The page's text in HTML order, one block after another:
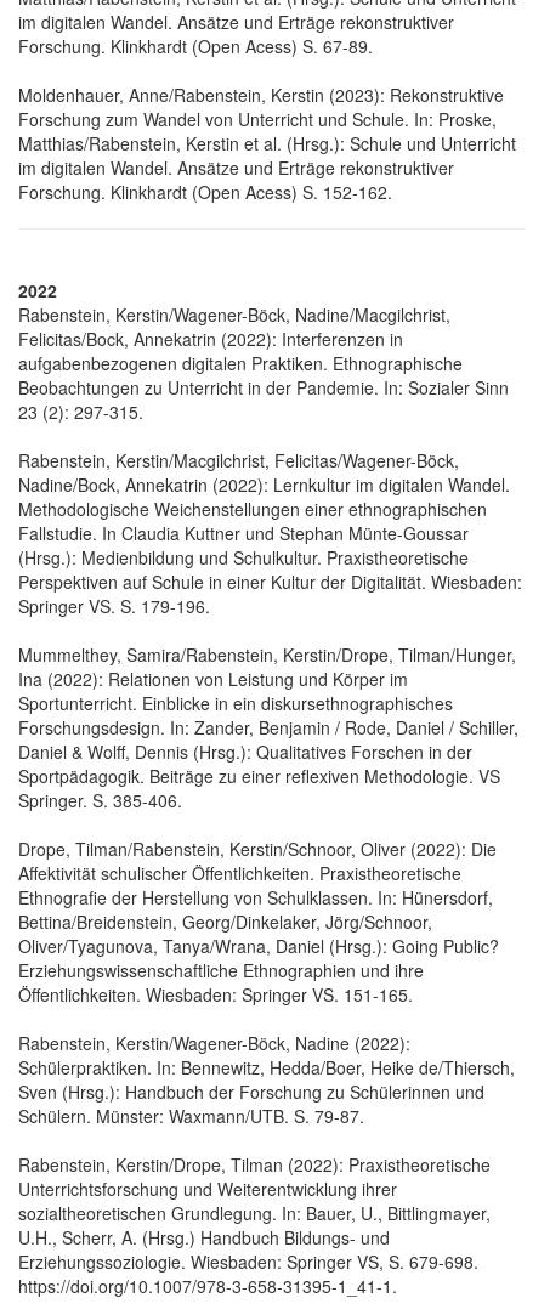
im digitalen Wandel. Ansätze und Erträge rekonstruktiver
Forschung. Klinkhardt (Open Acess) S. 67-89.
Moldenhauer, Anne/Rabenstein, Kerstin (2023): Rekonstruktive
Forschung zum Wandel von Unterricht und Schule. In: Proske,
Matthias/Rabenstein, Kerstin et al. (Hrsg.): Schule und Unterricht
im digitalen Wandel. Ansätze und Erträge rekonstruktiver
Forschung. Klinkhardt (Open Acess) S. 152-162.
2022
Rabenstein, Kerstin/Wagener-Böck, Nadine/Macgilchrist,
Felicitas/Bock, Annekatrin (2022): Interferenzen in
aufgabenbezogenen digitalen Praktiken. Ethnographische
Beobachtungen zu Unterricht in der Pandemie. In: Sozialer Sinn
23 (2): 297-315.
Rabenstein, Kerstin/Macgilchrist, Felicitas/Wagener-Böck,
Nadine/Bock, Annekatrin (2022): Lernkultur im digitalen Wandel.
Methodologische Weichenstellungen einer ethnographischen
Fallstudie. In Claudia Kuttner und Stephan Münte-Goussar
(Hrsg.): Medienbildung und Schulkultur. Praxistheoretische
Perspektiven auf Schule in einer Kultur der Digitalität. Wiesbaden:
Springer VS. S. 179-196.
Mummelthey, Samira/Rabenstein, Kerstin/Drope, Tilman/Hunger,
Ina (2022): Relationen von Leistung und Körper im
Sportunterricht. Einblicke in ein diskursethnographisches
Forschungsdesign. In: Zander, Benjamin / Rode, Daniel / Schiller,
Daniel & Wolff, Dennis (Hrsg.): Qualitatives Forschen in der
Sportpädagogik. Beiträge zu einer reflexiven Methodologie. VS
Springer. S. 385-406.
Drope, Tilman/Rabenstein, Kerstin/Schnoor, Oliver (2022): Die
Affektivität schulischer Öffentlichkeiten. Praxistheoretische
Ethnografie der Herstellung von Schulklassen. In: Hünersdorf,
Bettina/Breidenstein, Georg/Dinkelaker, Jörg/Schnoor,
Oliver/Tyagunova, Tanya/Wrana, Daniel (Hrsg.): Going Public?
Erziehungswissenschaftliche Ethnographien und ihre
Öffentlichkeiten. Wiesbaden: Springer VS. 151-165.
Rabenstein, Kerstin/Wagener-Böck, Nadine (2022):
Schülerpraktiken. In: Bennewitz, Hedda/Boer, Heike de/Thiersch,
Sven (Hrsg.): Handbuch der Forschung zu Schülerinnen und
Schülern. Münster: Waxmann/UTB. S. 79-87.
Rabenstein, Kerstin/Drope, Tilman (2022): Praxistheoretische
Unterrichtsforschung und Weiterentwicklung ihrer
sozialtheoretischen Grundlegung. In: Bauer, U., Bittlingmayer,
U.H., Scherr, A. (Hrsg.) Handbuch Bildungs- und
Erziehungssoziologie. Wiesbaden: Springer VS, S. 679-698.
https://doi.org/10.1007/978-3-658-31395-1_41-1.